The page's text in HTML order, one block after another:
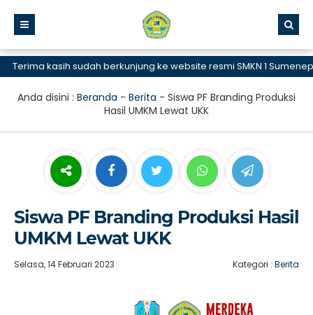
kasih sudah berkunjung ke website resmi SMKN 1 Sumenep,
Anda disini : Beranda - Berita - Siswa PF Branding Produksi
Hasil UMKM Lewat UKK
Siswa PF Branding Produksi Hasil
UMKM Lewat UKK
Selasa, 14 Februari 2023 Kategori : Berita